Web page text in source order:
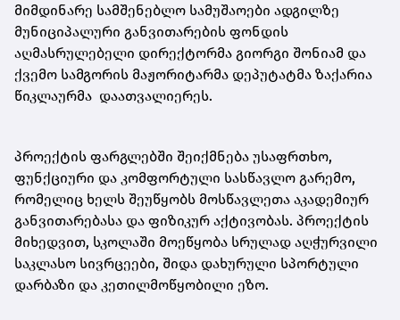
მიმდინარე სამშენებლო სამუშაოები ადგილზე
მუნიციპალური განვითარების ფონდის
აღმასრულებელი დირექტორმა გიორგი შონიამ და
ქვემო სამგორის მაჟორიტარმა დეპუტატმა ზაქარია
წიკლაურმა დაათვალიერეს.
პროექტის ფარგლებში შეიქმნება უსაფრთხო,
ფუნქციური და კომფორტული სასწავლო გარემო,
რომელიც ხელს შეუწყობს მოსწავლეთა აკადემიურ
განვითარებასა და ფიზიკურ აქტივობას. პროექტის
მიხედვით, სკოლაში მოეწყობა სრულად აღჭურვილი
საკლასო სივრცეები, შიდა დახურული სპორტული
დარბაზი და კეთილმოწყობილი ეზო.